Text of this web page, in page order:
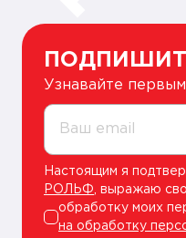
Узнавайте
Ваш email
Настоящим я
РОЛЬФ , выражаю
обработку моих
на обработку